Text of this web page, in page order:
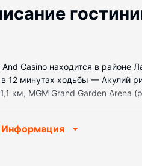
And Casino находится в
в 12 минутах ходьбы — Акулий
км, MGM Grand Garden Arena
дома в одном из 3209
Информация